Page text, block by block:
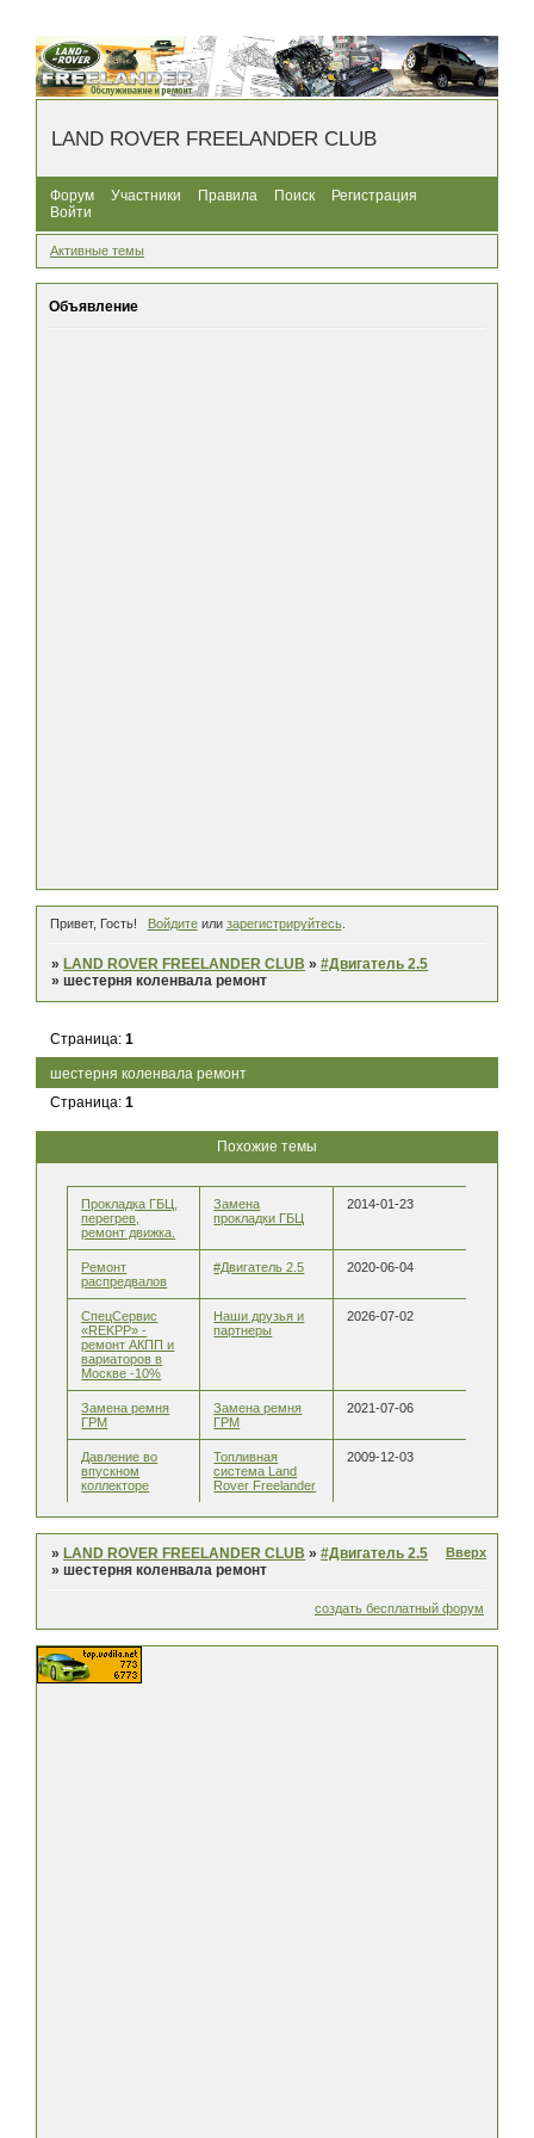
LAND ROVER FREELANDER CLUB
Форум Участники Правила Поиск
Регистрация
Войти
Активные темы
Объявление
Привет, Гость! Войдитеили зарегистрируйтесь.
» LAND ROVER FREELANDER CLUB »#Двигатель 2.5
»шестерня коленвала ремонт
шестерня коленвала ремонт
Страница:1
Страница:1
Похожие темы
Прокладка ГБЦ,
перегрев,
ремонт движка.
Замена
прокладки ГБЦ
2014-01-23
Ремонт
распредвалов
#Двигатель 2.5 2020-06-04
СпецСервис
«REKPP» -
ремонт АКПП и
вариаторов в
Москве -10%
Наши друзья и
партнеры
2026-07-02
Замена ремня
ГРМ
Замена ремня
ГРМ
2021-07-06
Давление во
впускном
коллекторе
Топливная
система Land
Rover Freelander
2009-12-03
» LAND ROVER FREELANDER CLUB »#Двигатель 2.5
»шестерня коленвала ремонт
Вверх
создать бесплатный форум